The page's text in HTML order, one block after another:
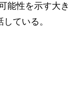
能性を示す大き
ている。